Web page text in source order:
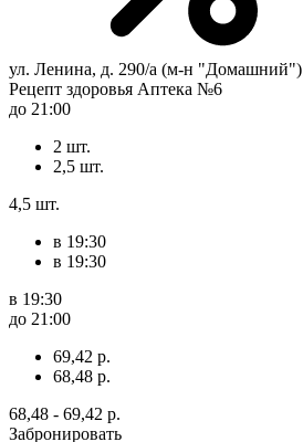
ул. Ленина, д. 290/а (м-н "Домашний")
Рецепт здоровья Аптека №6
до 21:00
2 шт.
2,5 шт.
4,5 шт.
в 19:30
в 19:30
в 19:30
до 21:00
69,42 р.
68,48 р.
68,48 - 69,42 р.
Забронировать